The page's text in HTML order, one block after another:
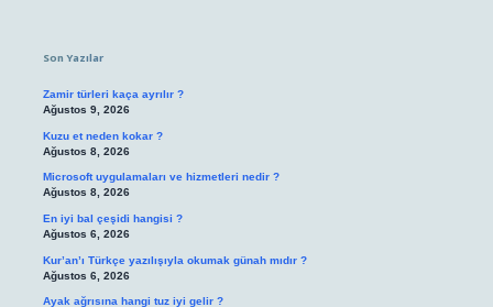
Son Yazılar
Zamir türleri kaça ayrılır ?
Ağustos 9, 2026
Kuzu et neden kokar ?
Ağustos 8, 2026
Microsoft uygulamaları ve hizmetleri nedir ?
Ağustos 8, 2026
En iyi bal çeşidi hangisi ?
Ağustos 6, 2026
Kur’an’ı Türkçe yazılışıyla okumak günah mıdır ?
Ağustos 6, 2026
Ayak ağrısına hangi tuz iyi gelir ?